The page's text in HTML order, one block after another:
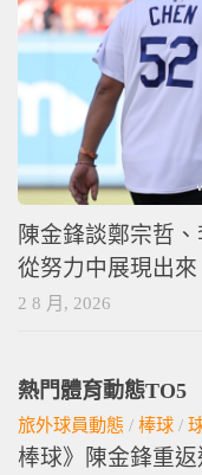
陳金鋒談鄭宗哲
從努力中展現出來
2 8 月, 2026
熱門體育動態TO5
旅外球員動態 / 棒球 /
棒球》陳金鋒重